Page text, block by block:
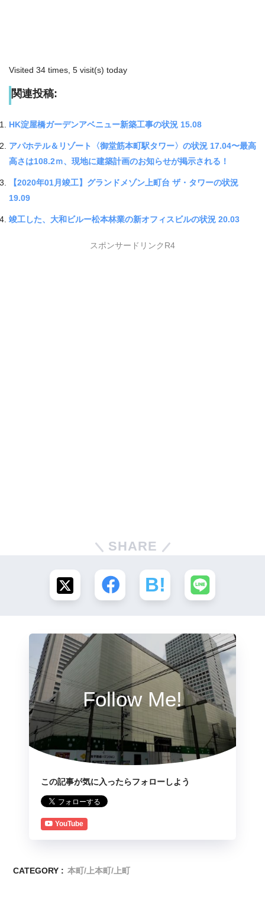
Visited 34 times, 5 visit(s) today
関連投稿:
HK淀屋橋ガーデンアベニュー新築工事の状況 15.08
アパホテル＆リゾート〈御堂筋本町駅タワー〉の状況 17.04〜最高
高さは108.2ｍ、現地に建築計画のお知らせが掲示される！
【2020年01月竣工】グランドメゾン上町台 ザ・タワーの状況
19.09
竣工した、大和ビルー松本林業の新オフィスビルの状況 20.03
スポンサードリンクR4
SHARE
Follow Me!
この記事が気に入ったらフォローしよう
YouTube
CATEGORY : 本町/上本町/上町